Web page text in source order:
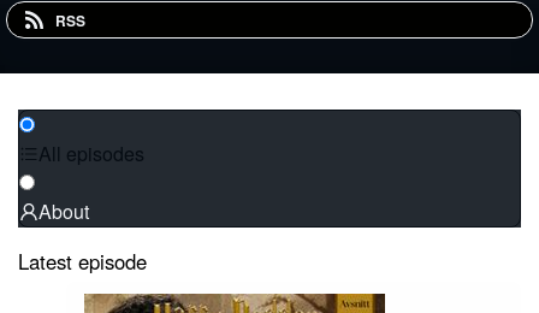
RSS
All episodes
About
Latest episode